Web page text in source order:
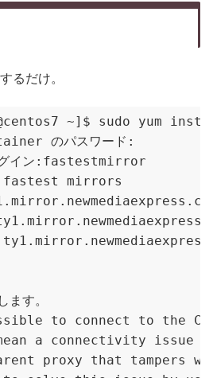
するだけ。
~]$ sudo yum
のパスワード:
グイン:fastestmirror
ます。
to connect to the
a connectivity issue
proxy that tampers